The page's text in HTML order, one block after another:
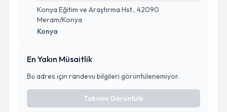
Konya Eğitim ve Araştırma Hst., 42090
Meram/Konya
Konya
En Yakın Müsaitlik
Bu adres için randevu bilgileri görüntülenemiyor.
Takvimi Görüntüle